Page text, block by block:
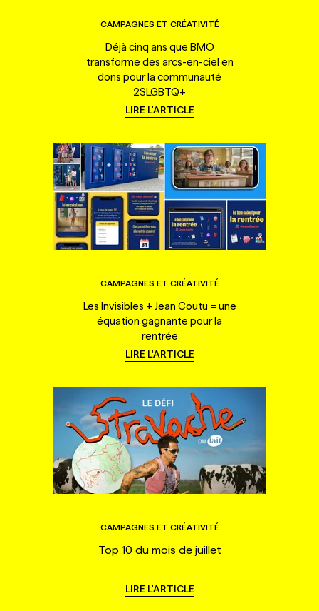
CAMPAGNES ET CRÉATIVITÉ
Déjà cinq ans que BMO
transforme des arcs-en-ciel en
dons pour la communauté
2SLGBTQ+
LIRE L'ARTICLE
CAMPAGNES ET CRÉATIVITÉ
Les Invisibles + Jean Coutu = une
équation gagnante pour la
rentrée
LIRE L'ARTICLE
CAMPAGNES ET CRÉATIVITÉ
Top 10 du mois de juillet
LIRE L'ARTICLE